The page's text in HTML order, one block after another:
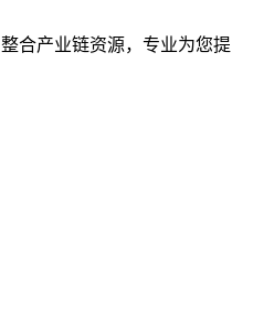
整合产业链资源，专业为您提